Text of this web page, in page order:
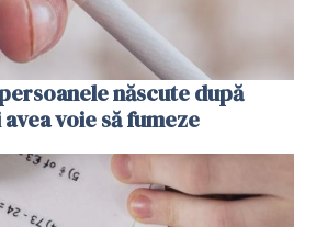
născute după
voie să fumeze